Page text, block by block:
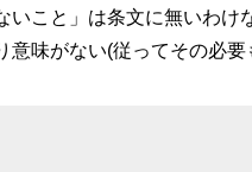
こと」は条文に無いわけ
意味がない(従ってその必要